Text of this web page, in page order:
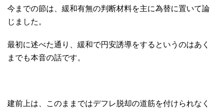
今までの節は、緩和有無の判断材料を主に為替に置いて論
じました。
最初に述べた通り、緩和で円安誘導をするというのはあく
までも本音の話です。
建前上は、このままではデフレ脱却の道筋を付けられなく